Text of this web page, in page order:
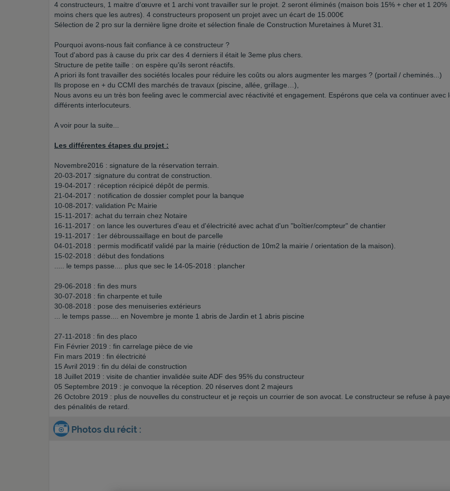
4 constructeurs, 1 maitre d’œuvre et 1 archi vont travailler sur le projet. 2 seront éliminés (maison bois 15% + cher et 1 20%
moins chers que les autres). 4 constructeurs proposent un projet avec un écart de 15.000€
Sélection de 2 pro sur la dernière ligne droite et sélection finale de Construction Muretaines à Muret 31.
Pourquoi avons-nous fait confiance à ce constructeur ?
Tout d'abord pas à cause du prix car des 4 derniers il était le 3eme plus chers.
Structure de petite taille : on espère qu'ils seront réactifs.
A priori ils font travailler des sociétés locales pour réduire les coûts ou alors augmenter les marges ? (portail / cheminés...)
Ils propose en + du CCMI des marchés de travaux (piscine, allée, grillage…),
Nous avons eu un très bon feeling avec le commercial avec réactivité et engagement. Espérons que cela va continuer avec
différents interlocuteurs.
A voir pour la suite...
Les différentes étapes du projet :
Novembre2016 : signature de la réservation terrain.
20-03-2017 :signature du contrat de construction.
19-04-2017 : réception récipicé dépôt de permis.
21-04-2017 : notification de dossier complet pour la banque
10-08-2017: validation Pc Mairie
15-11-2017: achat du terrain chez Notaire
16-11-2017 : on lance les ouvertures d'eau et d'électricité avec achat d'un "boîtier/compteur" de chantier
19-11-2017 : 1er débroussaillage en bout de parcelle
04-01-2018 : permis modificatif validé par la mairie (réduction de 10m2 la mairie / orientation de la maison).
15-02-2018 : début des fondations
..... le temps passe.... plus que sec le 14-05-2018 : plancher
29-06-2018 : fin des murs
30-07-2018 : fin charpente et tuile
30-08-2018 : pose des menuiseries extérieurs
... le temps passe.... en Novembre je monte 1 abris de Jardin et 1 abris piscine
27-11-2018 : fin des placo
Fin Février 2019 : fin carrelage pièce de vie
Fin mars 2019 : fin électricité
15 Avril 2019 : fin du délai de construction
18 Juillet 2019 : visite de chantier invalidée suite ADF des 95% du constructeur
05 Septembre 2019 : je convoque la réception. 20 réserves dont 2 majeurs
26 Octobre 2019 : plus de nouvelles du constructeur et je reçois un courrier de son avocat. Le constructeur se refuse à
des pénalités de retard.
Photos du récit :